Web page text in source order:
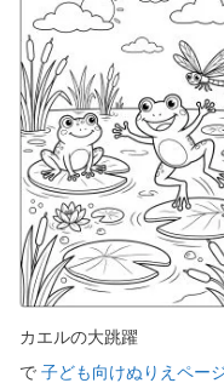
カエルの大跳躍
で 子ども向けぬりえペー